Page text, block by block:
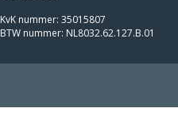
KvK nummer: 35015807
BTW nummer: NL8032.62.127.B.01